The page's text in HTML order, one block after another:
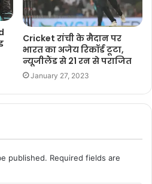
Cricket रांची के मैदान पर
भारत का अजेय रिकॉर्ड टूटा,
न्यूजीलैंड से 21 रन से पराजित
January 27, 2023
published. Required fields are